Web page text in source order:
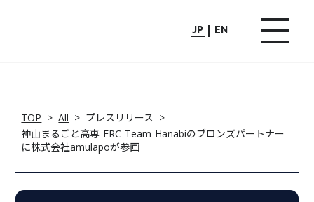
JP EN
TOP > All > プレスリリース >
神山まるごと高専 FRC Team Hanabiのブロンズパートナー
に株式会社amulapoが参画